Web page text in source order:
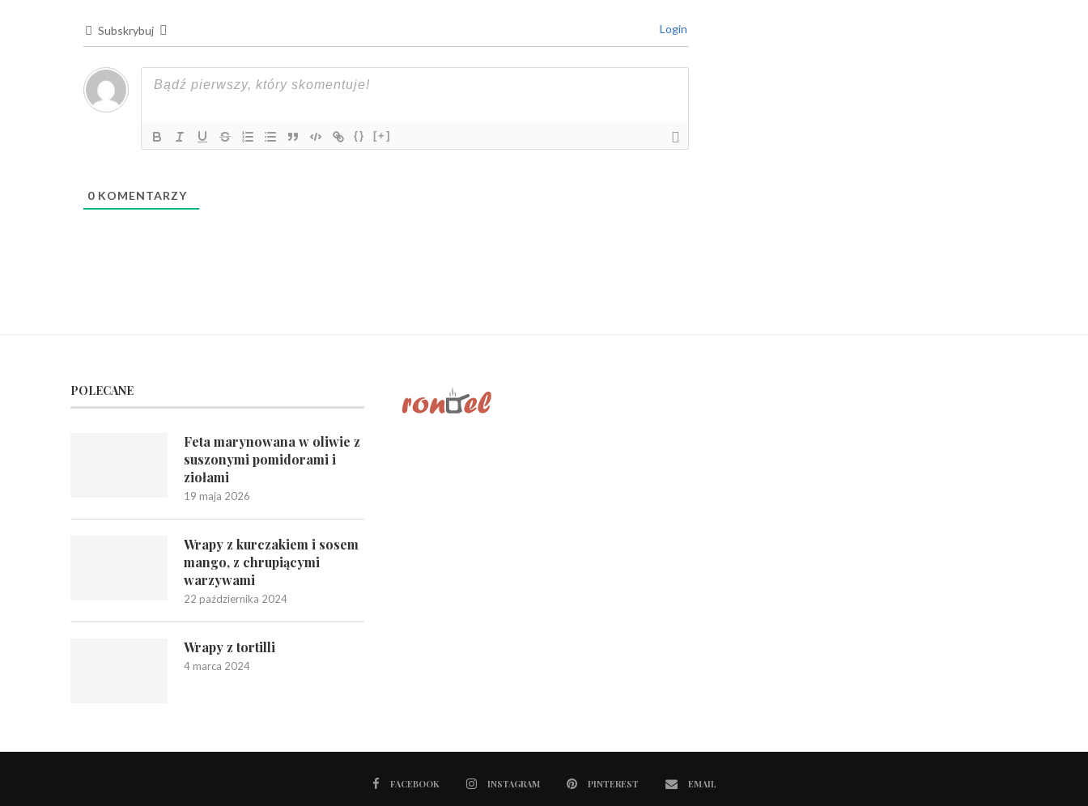
Subskrybuj Login
{} [+]
0KOMENTARZY
POLECANE
Feta marynowana w oliwie z
suszonymi pomidorami i
ziołami
19 maja 2026
Wrapy z kurczakiem i sosem
mango, z chrupiącymi
warzywami
22 października 2024
Wrapy z tortilli
4 marca 2024
FACEBOOK INSTAGRAM PINTEREST EMAIL